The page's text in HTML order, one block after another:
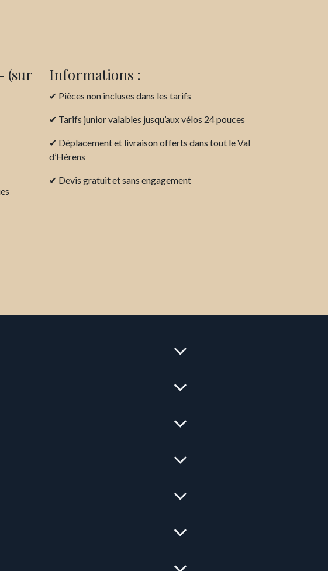
Informations :
✔ Pièces non incluses dans les tarifs
✔ Tarifs junior valables jusqu’aux vélos 24 pouces
✔ Déplacement et livraison offerts dans tout le Val
d’Hérens
✔ Devis gratuit et sans engagement
(sur